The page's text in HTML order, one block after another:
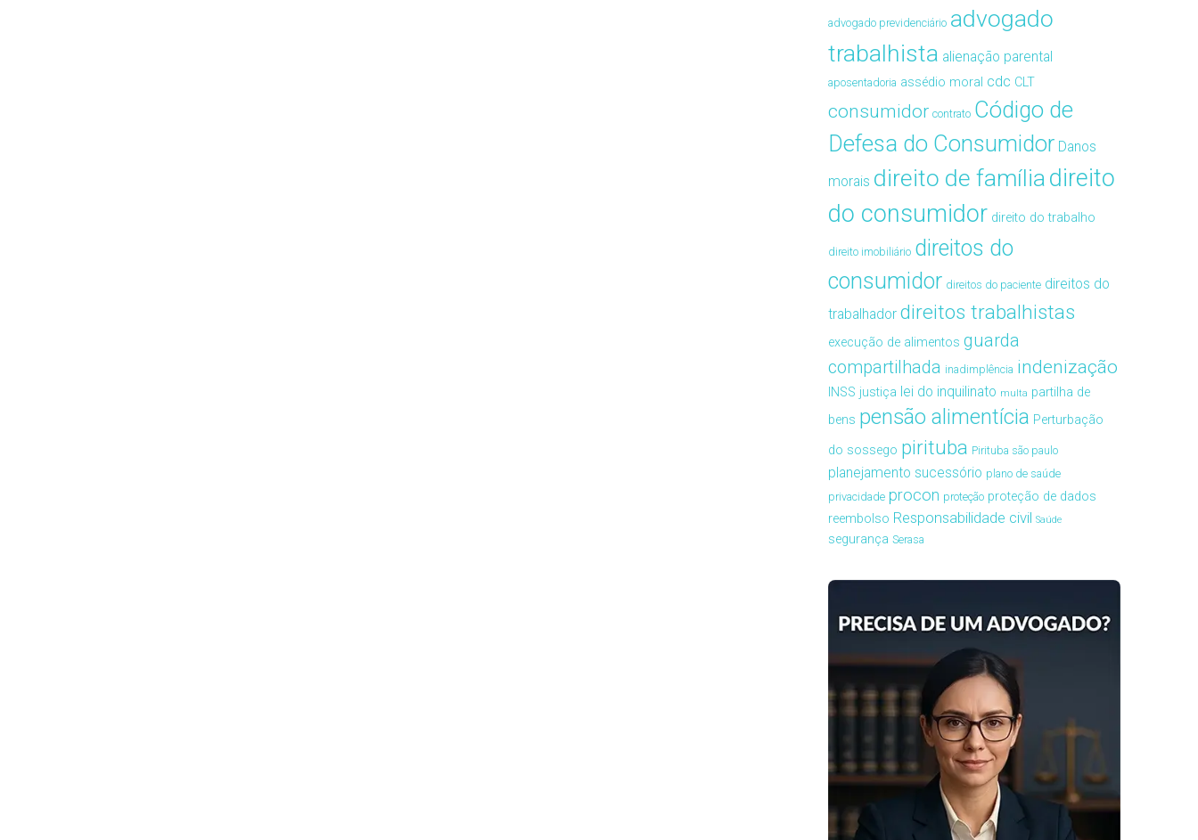
advogado previdenciário advogado
trabalhista alienação parental
aposentadoria assédio moral cdc CLT
consumidor contrato Código de
Defesa do Consumidor Danos
morais direito de famíliadireito
do consumidor direito do trabalho
direito imobiliário direitos do
consumidor direitos do paciente direitos do
trabalhador direitos trabalhistas
execução de alimentos guarda
compartilhada inadimplência indenização
INSS justiça lei do inquilinato multa partilha de
bens pensão alimentícia Perturbação
do sossego pirituba Pirituba são paulo
planejamento sucessório plano de saúde
privacidade procon proteção proteção de dados
reembolso Responsabilidade civil Saúde
segurança Serasa